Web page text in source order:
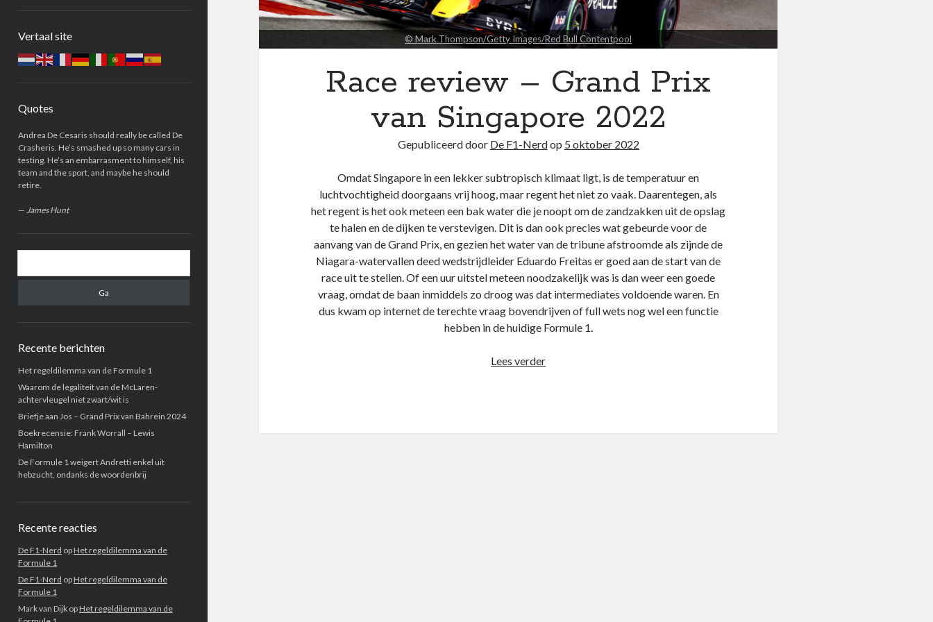
Vertaal site
Quotes
Andrea De Cesaris should really be called De
Crasheris. He’s smashed up so many cars in
testing. He’s an embarrasment to himself, his
team and the sport, and maybe he should
retire.
— James Hunt
Recente berichten
Het regeldilemma van de Formule 1
Waarom de legaliteit van de McLaren-
achtervleugel niet zwart/wit is
Briefje aan Jos – Grand Prix van Bahrein 2024
Boekrecensie: Frank Worrall – Lewis
Hamilton
De Formule 1 weigert Andretti enkel uit
hebzucht, ondanks de woordenbrij
Recente reacties
De F1-Nerd op Het regeldilemma van de
Formule 1
De F1-Nerd op Het regeldilemma van de
Formule 1
Mark van Dijkop Het regeldilemma van de
© Mark Thompson/Getty Images/Red Bull Contentpool
Race review – Grand Prix
van Singapore 2022
Gepubliceerd door De F1-Nerdop 5 oktober 2022
Omdat Singapore in een lekker subtropisch klimaat ligt, is de temperatuur en
luchtvochtigheid doorgaans vrij hoog, maar regent het niet zo vaak. Daarentegen, als
het regent is het ook meteen een bak water die je noopt om de zandzakken uit de opslag
te halen en de dijken te verstevigen. Dit is dan ook precies wat gebeurde voor de
aanvang van de Grand Prix, en gezien het water van de tribune afstroomde als zijnde de
Niagara-watervallen deed wedstrijdleider Eduardo Freitas er goed aan de start van de
race uit te stellen. Of een uur uitstel meteen noodzakelijk was is dan weer een goede
vraag, omdat de baan inmiddels zo droog was dat intermediates voldoende waren. En
dus kwam op internet de terechte vraag bovendrijven of full wets nog wel een functie
hebben in de huidige Formule 1.
Lees verderRace